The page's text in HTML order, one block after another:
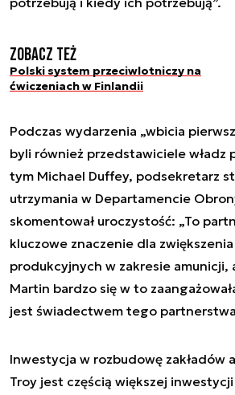
Zobacz też
Polski system przeciwlotniczy na
ćwiczeniach w Finlandii
Podczas wydarzenia „wbicia
byli również przedstawiciele władz
tym Michael Duffey, podsekretarz
utrzymania w Departamencie
skomentował uroczystość: „To
kluczowe znaczenie dla
produkcyjnych w zakresie amunicji,
Martin bardzo się w to
jest świadectwem tego
Inwestycja w rozbudowę zakładów
Troy jest częścią większej inwestycji